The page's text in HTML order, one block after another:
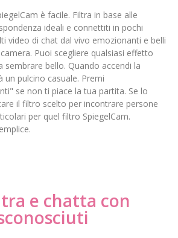
è facile. Filtra in base alle
ideali e connettiti in pochi
video di chat dal vivo emozionanti e belli
Puoi scegliere qualsiasi effetto
sembrare bello. Quando accendi la
pulcino casuale. Premi
se non ti piace la tua partita. Se lo
il filtro scelto per incontrare persone
per quel filtro SpiegelCam.
e chatta con